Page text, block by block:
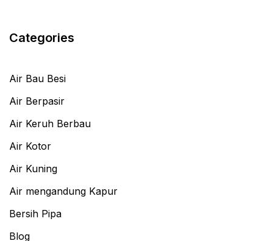
Categories
Air Bau Besi
Air Berpasir
Air Keruh Berbau
Air Kotor
Air Kuning
Air mengandung Kapur
Bersih Pipa
Blog